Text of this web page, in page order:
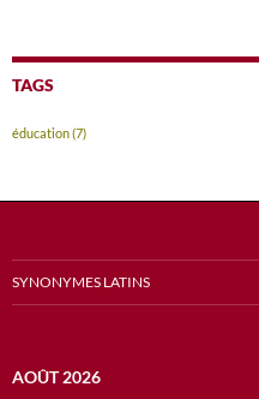
TAGS
éducation(7)
SYNONYMES LATINS
AOÛT 2026